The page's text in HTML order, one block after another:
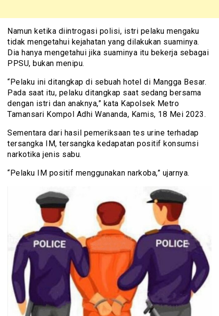
Namun ketika diintrogasi polisi, istri pelaku mengaku
tidak mengetahui kejahatan yang dilakukan suaminya.
Dia hanya mengetahui jika suaminya itu bekerja sebagai
PPSU, bukan menipu.
“Pelaku ini ditangkap di sebuah hotel di Mangga Besar.
Pada saat itu, pelaku ditangkap saat sedang bersama
dengan istri dan anaknya,” kata Kapolsek Metro
Tamansari Kompol Adhi Wananda, Kamis, 18 Mei 2023.
Sementara dari hasil pemeriksaan tes urine terhadap
tersangka IM, tersangka kedapatan positif konsumsi
narkotika jenis sabu.
“Pelaku IM positif menggunakan narkoba,” ujarnya.